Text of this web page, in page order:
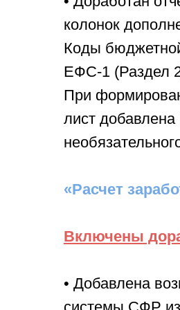
колонок
Коды
ЕФС-1 (Раздел
При
лист
«Расчет
Включены
• Добавлена